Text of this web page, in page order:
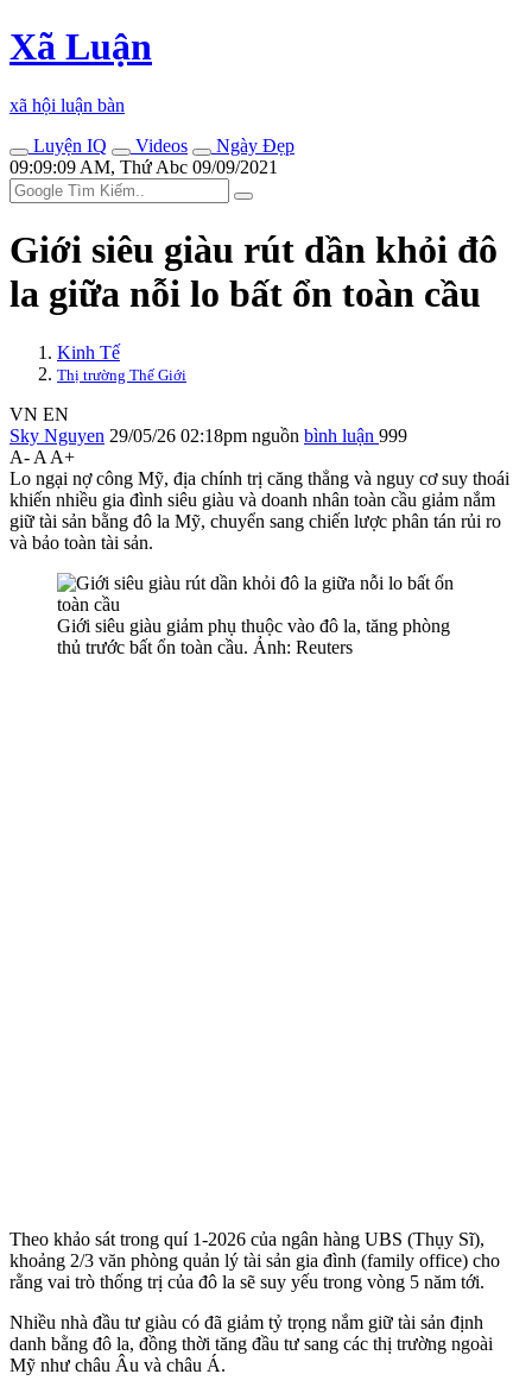
Xã Luận
xã hội luận bàn
Luyện IQ
Videos
Ngày Đẹp
09:09:09 AM, Thứ Abc 09/09/2021
Giới siêu giàu rút dần khỏi đô
la giữa nỗi lo bất ổn toàn cầu
Kinh Tế
Thị trường Thế Giới
VN EN
Sky Nguyen 29/05/26 02:18pm nguồn bình luận 999
A- A A+
Lo ngại nợ công Mỹ, địa chính trị căng thẳng và nguy cơ suy thoái
khiến nhiều gia đình siêu giàu và doanh nhân toàn cầu giảm nắm
giữ tài sản bằng đô la Mỹ, chuyển sang chiến lược phân tán rủi ro
và bảo toàn tài sản.
Giới siêu giàu giảm phụ thuộc vào đô la, tăng phòng
thủ trước bất ổn toàn cầu. Ảnh: Reuters
Theo khảo sát trong quí 1-2026 của ngân hàng UBS (Thụy Sĩ),
khoảng 2/3 văn phòng quản lý tài sản gia đình (family office) cho
rằng vai trò thống trị của đô la sẽ suy yếu trong vòng 5 năm tới.
Nhiều nhà đầu tư giàu có đã giảm tỷ trọng nắm giữ tài sản định
danh bằng đô la, đồng thời tăng đầu tư sang các thị trường ngoài
Mỹ như châu Âu và châu Á.